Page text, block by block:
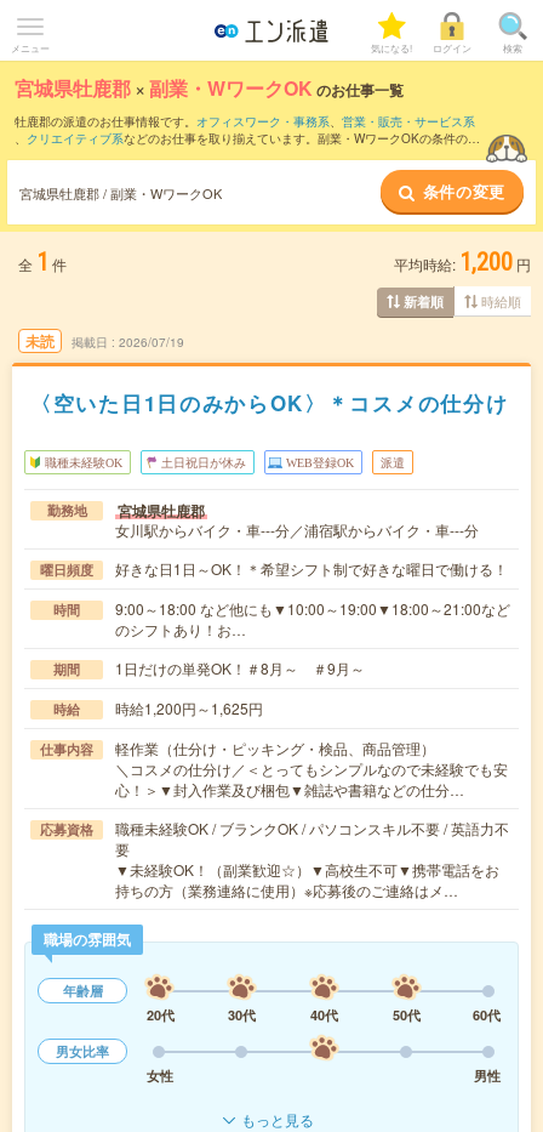
メニュー 気になる! ログイン 検索
宮城県牡鹿郡 ×副業・WワークOK のお仕事一覧
牡鹿郡の派遣のお仕事情報です。 オフィスワーク・事務系、 営業・販売・サービス系
、 クリエイティブ系などのお仕事を取り揃えています。副業・WワークOKの条件の他
宮城県牡鹿郡 / 副業・WワークOK 条件の変更
全 1 件 平均時給: 1,200 円
新着順 時給順
未読 掲載日 2026/07/19
〈空いた日1日のみからOK〉＊コスメの仕分け
職種未経験OK 土日祝日が休み WEB登録OK 派遣
勤務地 宮城県牡鹿郡
女川駅からバイク・車---分／浦宿駅からバイク・車---分
曜日頻度 好きな日1日～OK！＊希望シフト制で好きな曜日で働ける！
時間
9:00～18:00 など他にも▼10:00～19:00▼18:00～21:00など
のシフトあり！お…
期間 1日だけの単発OK！＃8月～ ＃9月～
時給 時給1,200円～1,625円
仕事内容
軽作業（仕分け・ピッキング・検品、商品管理）
＼コスメの仕分け／＜とってもシンプルなので未経験でも安
心！＞▼封入作業及び梱包▼雑誌や書籍などの仕分…
応募資格
職種未経験OK / ブランクOK / パソコンスキル不要 / 英語力不
要
▼未経験OK！（副業歓迎☆）▼高校生不可▼携帯電話をお
持ちの方（業務連絡に使用）※応募後のご連絡はメ…
職場の雰囲気
年齢層
20代
30代 40代 50代
60代
男女比率
女性
男性
もっと見る